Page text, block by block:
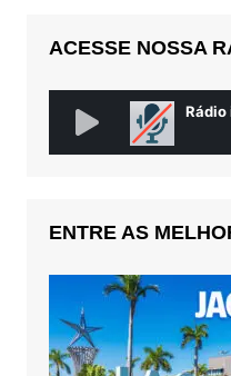
ACESSE NOSSA
ENTRE AS